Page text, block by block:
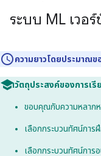
ระบบ ML เวอ
ความยาวโดยประมาณข
วัตถุประสงค์ของการเรี
ขอบคุณกับความหลากห
เลือกกระบวนทัศน์การ
เลือกกระบวนทัศน์การ